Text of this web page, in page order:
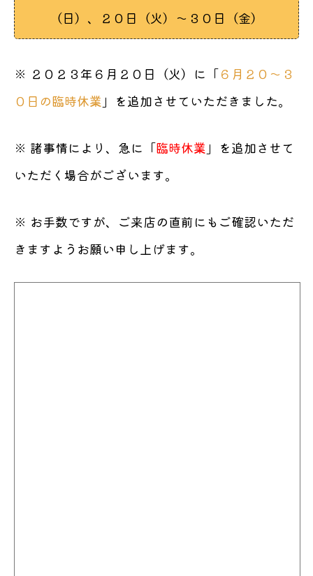
（日）、２０日（火）〜３０日（金）
※ ２０２３年６月２０日（火）に「６月２０〜３
０日の臨時休業 」を追加させていただきました。
※ 諸事情により、急に「臨時休業 」を追加させて
いただく場合がございます。
※ お手数ですが、ご来店の直前にもご確認いただ
きますようお願い申し上げます。